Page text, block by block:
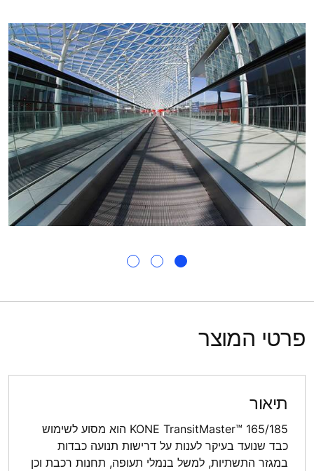
פרטי המוצר
תיאור
KONE TransitMaster™ 165/185 הוא מסוע לשימוש
כבד שנועד בעיקר לענות על דרישות תנועה כבדות
במגזר התשתיות, למשל בנמלי תעופה, תחנות רכבת וכן